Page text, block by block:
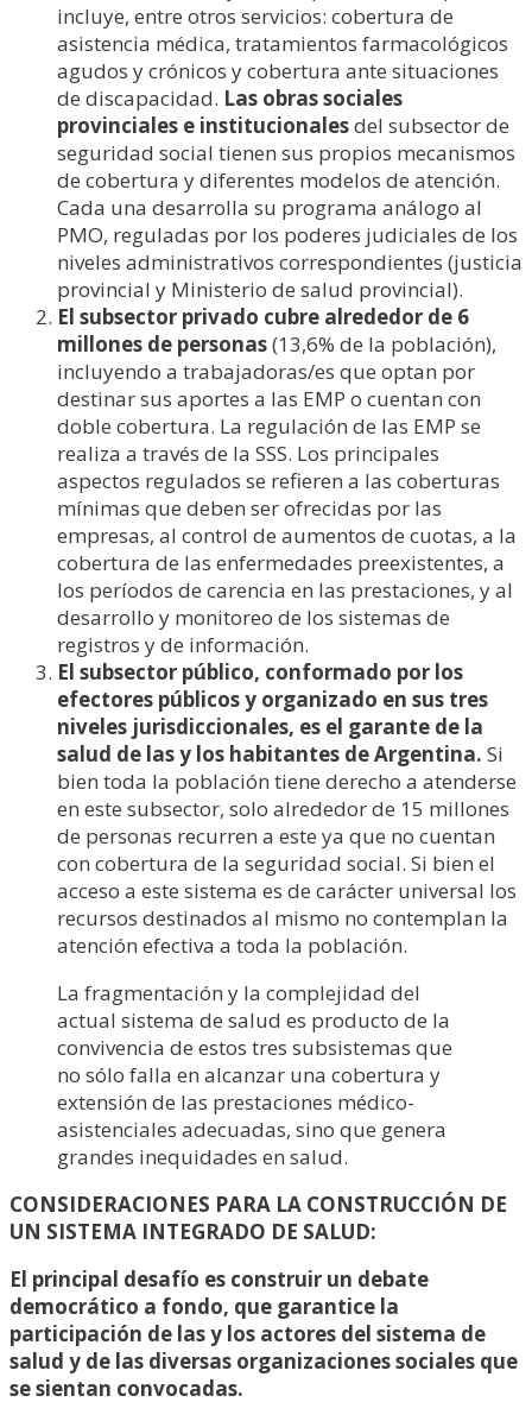
incluye, entre otros servicios: cobertura de
asistencia médica, tratamientos farmacológicos
agudos y crónicos y cobertura ante situaciones
de discapacidad. Las obras sociales
provinciales e institucionalesdel subsector de
seguridad social tienen sus propios mecanismos
de cobertura y diferentes modelos de atención.
Cada una desarrolla su programa análogo al
PMO, reguladas por los poderes judiciales de los
niveles administrativos correspondientes (justicia
provincial y Ministerio de salud provincial).
El subsector privado cubre alrededor de 6
millones de personas(13,6% de la población),
incluyendo a trabajadoras/es que optan por
destinar sus aportes a las EMP o cuentan con
doble cobertura. La regulación de las EMP se
realiza a través de la SSS. Los principales
aspectos regulados se refieren a las coberturas
mínimas que deben ser ofrecidas por las
empresas, al control de aumentos de cuotas, a la
cobertura de las enfermedades preexistentes, a
los períodos de carencia en las prestaciones, y al
desarrollo y monitoreo de los sistemas de
registros y de información.
El subsector público, conformado por los
efectores públicos y organizado en sus tres
niveles jurisdiccionales, es el garante de la
salud de las y los habitantes de Argentina. Si
bien toda la población tiene derecho a atenderse
en este subsector, solo alrededor de 15 millones
de personas recurren a este ya que no cuentan
con cobertura de la seguridad social. Si bien el
acceso a este sistema es de carácter universal los
recursos destinados al mismo no contemplan la
atención efectiva a toda la población.
La fragmentación y la complejidad del
actual sistema de salud es producto de la
convivencia de estos tres subsistemas que
no sólo falla en alcanzar una cobertura y
extensión de las prestaciones médico-
asistenciales adecuadas, sino que genera
grandes inequidades en salud.
CONSIDERACIONES PARA LA CONSTRUCCIÓN DE
UN SISTEMA INTEGRADO DE SALUD:
El principal desafío es construir un debate
democrático a fondo, que garantice la
participación de las y los actores del sistema de
salud y de las diversas organizaciones sociales que
se sientan convocadas.